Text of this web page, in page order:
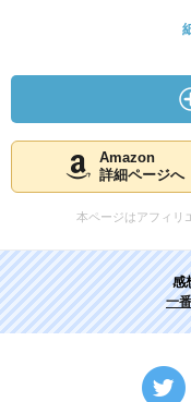
Amazon
詳細ページへ
本ページはアフィリ
感
一